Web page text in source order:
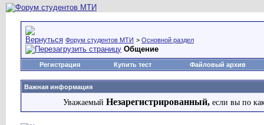
Форум студентов МТИ > Основной раздел
Общение
Регистрация Купить тест Файловый архив
Важная информация
Уважаемый Незарегистрированный, если вы по